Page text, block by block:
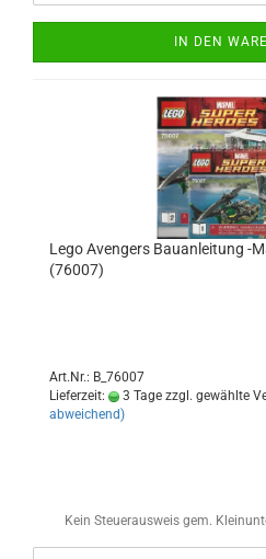
IN DEN
Lego Avengers Bauanleitung -
(76007)
Art.Nr.: B_76007
Lieferzeit:
3 Tage zzgl. gewählte
abweichend)
Kein Steuerausweis gem.